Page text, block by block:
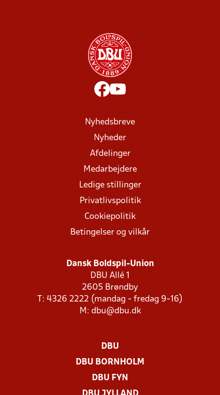
Nyhedsbreve
Nyheder
Afdelinger
Medarbejdere
Ledige stillinger
Privatlivspolitik
Cookiepolitik
Betingelser og vilkår
Dansk Boldspil-Union
DBU Allé 1
2605 Brøndby
T: 4326 2222 (mandag - fredag 9-16)
M: dbu@dbu.dk
DBU
DBU BORNHOLM
DBU FYN